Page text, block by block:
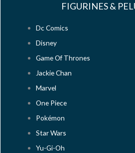
FIGURINES &
Dc Comics
Disney
Game Of Thrones
Jackie Chan
Marvel
One Piece
Pokémon
Star Wars
Yu-Gi-Oh